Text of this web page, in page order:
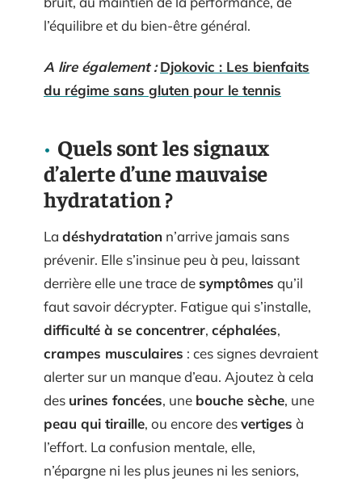
l’équilibre et du bien-être général.
A lire également : Djokovic : Les bienfaits
du régime sans gluten pour le tennis
Quels sont les signaux
d’alerte d’une mauvaise
hydratation ?
La déshydratation n’arrive jamais sans
prévenir. Elle s’insinue peu à peu, laissant
derrière elle une trace desymptômes qu’il
faut savoir décrypter. Fatigue qui s’installe,
difficulté à se concentrer, céphalées,
crampes musculaires : ces signes devraient
alerter sur un manque d’eau. Ajoutez à cela
des urines foncées, une bouche sèche, une
peau qui tiraille, ou encore desvertiges à
l’effort. La confusion mentale, elle,
n’épargne ni les plus jeunes ni les seniors,